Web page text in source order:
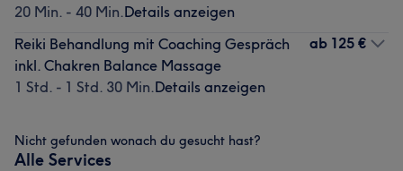
20 Min. - 40 Min.Details anzeigen
Reiki Behandlung mit Coaching Gespräch
inkl. Chakren Balance Massage
1 Std. - 1 Std. 30 Min.Details anzeigen
ab 125 €
Nicht gefunden wonach du gesucht hast?
Alle Services